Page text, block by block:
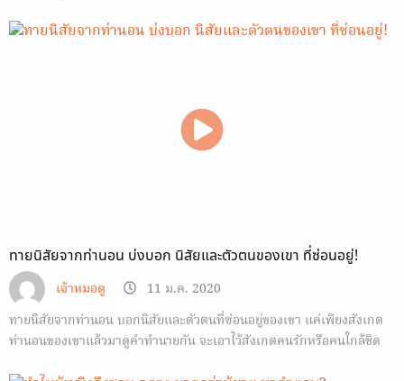
ทายนิสัยจากท่านอน บ่งบอก นิสัยและตัวตนของเขา ที่ซ่อนอยู่!
เจ้าหมอดู
11 ม.ค. 2020
ทายนิสัยจากท่านอน บอกนิสัยและตัวตนที่ซ่อนอยู่ของเขา แค่เพียงสังเกต
ท่านอนของเขาแล้วมาดูคำทำนายกัน จะเอาไว้สังเกตคนรักหรือคนใกล้ชิด